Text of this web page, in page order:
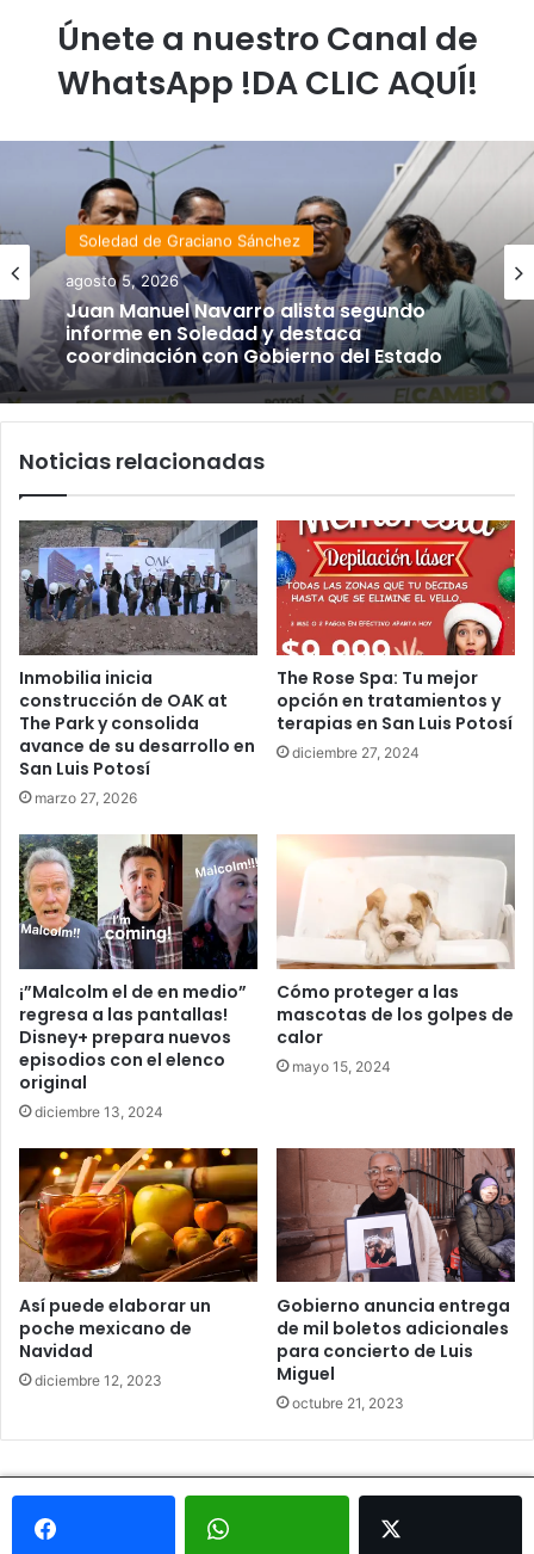
Únete a nuestro Canal de
WhatsApp !DA CLIC AQUÍ!
Soledad de Graciano Sánchez
agosto 5, 2026
Juan Manuel Navarro alista segundo
informe en Soledad y destaca
coordinación con Gobierno del Estado
Noticias relacionadas
Inmobilia inicia
construcción de OAK at
The Park y consolida
avance de su desarrollo en
San Luis Potosí
marzo 27, 2026
The Rose Spa: Tu mejor
opción en tratamientos y
terapias en San Luis Potosí
diciembre 27, 2024
¡”Malcolm el de en medio”
regresa a las pantallas!
Disney+ prepara nuevos
episodios con el elenco
original
diciembre 13, 2024
Cómo proteger a las
mascotas de los golpes de
calor
mayo 15, 2024
Así puede elaborar un
poche mexicano de
Navidad
diciembre 12, 2023
Gobierno anuncia entrega
de mil boletos adicionales
para concierto de Luis
Miguel
octubre 21, 2023
© Copyright 2026, Todos los derechos reservados - Metrópoli